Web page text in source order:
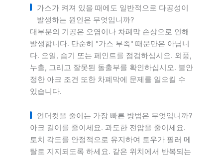
가스가 켜져 있을 때에도 일반적으로 다공성이
발생하는 원인은 무엇입니까?
대부분의 기공은 오염이나 차폐막 손상으로 인해
발생합니다. 단순히 "가스 부족" 때문만은 아닙니
다. 오일, 습기 또는 페인트를 점검하십시오. 외풍,
누출, 그리고 잘못된 돌출부를 확인하십시오. 불안
정한 아크 조건 또한 차폐막에 문제를 일으킬 수
있습니다.
언더컷을 줄이는 가장 빠른 방법은 무엇입니까?
아크 길이를 줄이세요. 과도한 전압을 줄이세요.
토치 각도를 안정적으로 유지하여 토우가 필러 메
탈로 지지되도록 하세요. 같은 위치에서 반복되는